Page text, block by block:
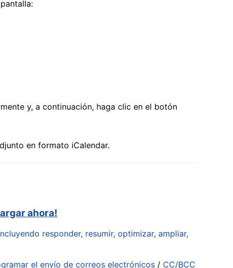
y, a continuación, haga clic en el botón
en formato iCalendar.
ahora!
responder, resumir, optimizar, ampliar,
el envío de correos electrónicos / CC/BCC